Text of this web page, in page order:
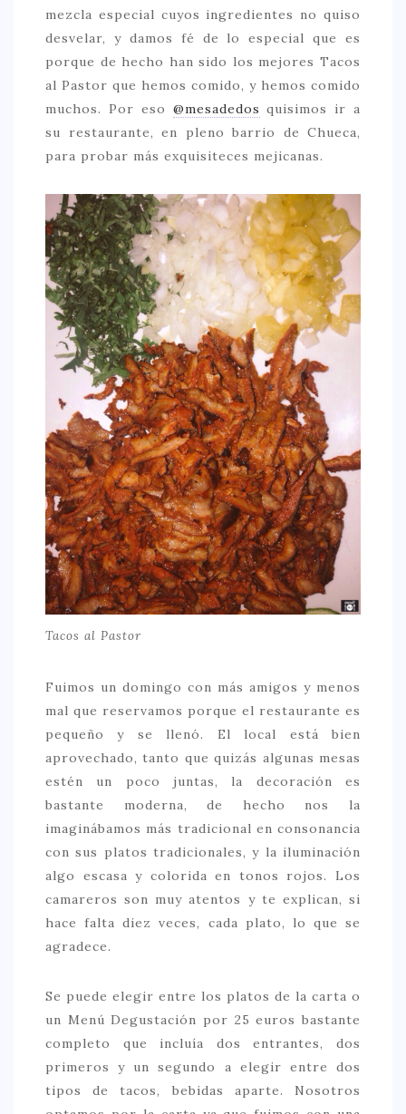
mezcla especial cuyos ingredientes no quiso
desvelar, y damos fé de lo especial que es
porque de hecho han sido los mejores Tacos
al Pastor que hemos comido, y hemos comido
muchos. Por eso @mesadedos quisimos ir a
su restaurante, en pleno barrio de Chueca,
para probar más exquisiteces mejicanas.
Tacos al Pastor
Fuimos un domingo con más amigos y menos
mal que reservamos porque el restaurante es
pequeño y se llenó. El local está bien
aprovechado, tanto que quizás algunas mesas
estén un poco juntas, la decoración es
bastante moderna, de hecho nos la
imaginábamos más tradicional en consonancia
con sus platos tradicionales, y la iluminación
algo escasa y colorida en tonos rojos. Los
camareros son muy atentos y te explican, si
hace falta diez veces, cada plato, lo que se
agradece.
Se puede elegir entre los platos de la carta o
un Menú Degustación por 25 euros bastante
completo que incluía dos entrantes, dos
primeros y un segundo a elegir entre dos
tipos de tacos, bebidas aparte. Nosotros